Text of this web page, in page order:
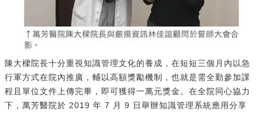
​陳大樑院長十分重視知識管理文化的養成，在短短三個月內以急
行軍方式在院內推廣，輔以高額獎勵機制，也就是需全勤參加課
程且單位文件上傳完畢，即可獲得一萬元獎金。在全院同心協力
下，萬芳醫院於 2019 年 7 月 9 日舉辦知識管理系統應用分享